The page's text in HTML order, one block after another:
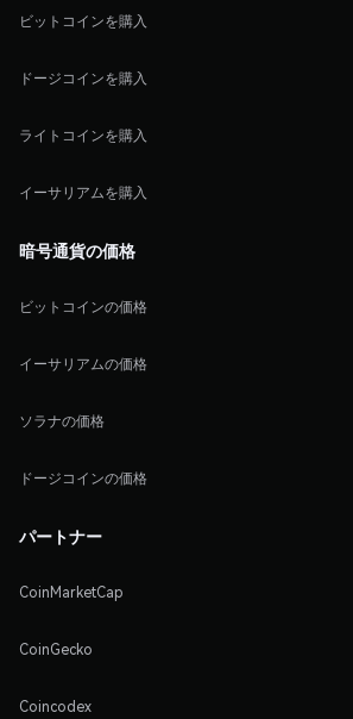
ビットコインを購入
ドージコインを購入
ライトコインを購入
イーサリアムを購入
暗号通貨の価格
ビットコインの価格
イーサリアムの価格
ソラナの価格
ドージコインの価格
パートナー
CoinMarketCap
CoinGecko
Coincodex